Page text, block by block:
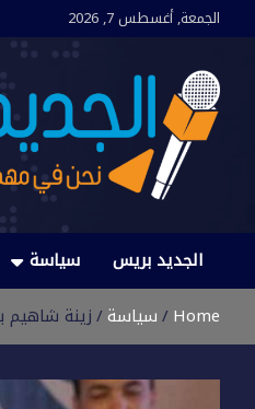
الجمعة, أغسطس 7, 2026
الجديد
الجديد بريس
سياسة
Home سياسة زينة شاهيم